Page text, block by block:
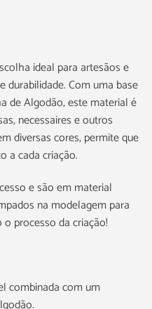
ideal para artesãos e
durabilidade. Com uma base
de Algodão, este material é
necessaires e outros
diversas cores, permite que
a cada criação.
e são em material
na modelagem para
processo da criação!
combinada com um